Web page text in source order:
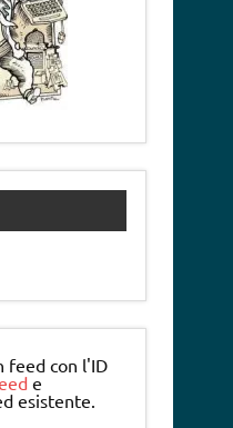
feed con l'ID
e
esistente.